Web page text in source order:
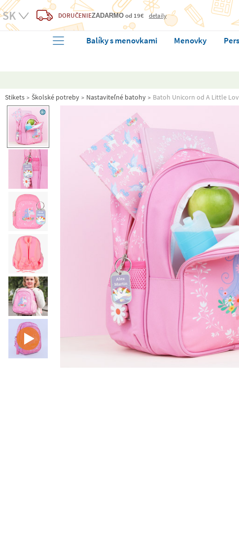
DORUČENIEZADARMO od 19€ detaily
Balíky s menovkami Menovky
Stikets Školské potreby Nastaviteľné batohy Batoh Unicorn od A Little